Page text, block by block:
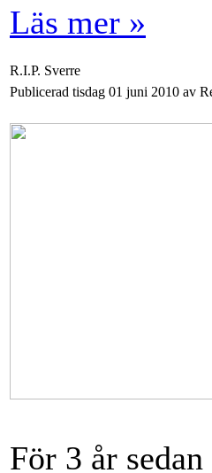
Läs mer »
R.I.P. Sverre
Publicerad tisdag 01 juni 2010 av
För 3 år